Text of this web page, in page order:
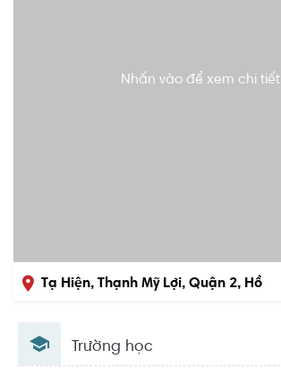
Nhấn vào để xem chi tiết
Tạ Hiện, Thạnh Mỹ Lợi, Quận 2, Hồ
Trường học